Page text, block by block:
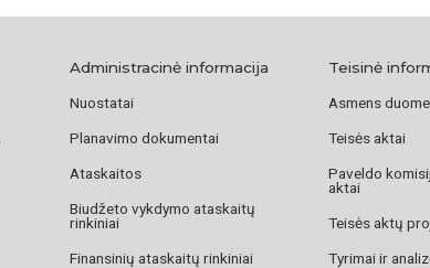
Bažnyčioje iki
paveikslas.
atidavė saugoti į
grąžintas tik
nėra aiškus.
bažnyčioje yra tik
Administracinė informacija
Nuostatai
Planavimo dokumentai
Ataskaitos
Biudžeto vykdymo ataskaitų
rinkiniai
Finansinių ataskaitų rinkiniai
Teisinė
Asmens
Teisės aktai
Paveldo
aktai
Teisės aktų
Tyrimai ir